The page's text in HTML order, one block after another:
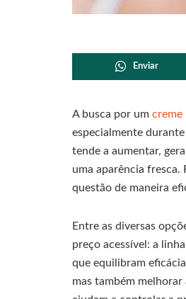
Enviar
A busca por um creme
especialmente
tende a aumentar,
uma aparência fresca.
questão de maneira
Entre as diversas
preço acessível: a
que equilibram
mas também